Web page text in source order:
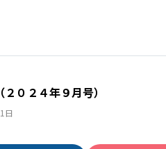
０２４年９月号）
日